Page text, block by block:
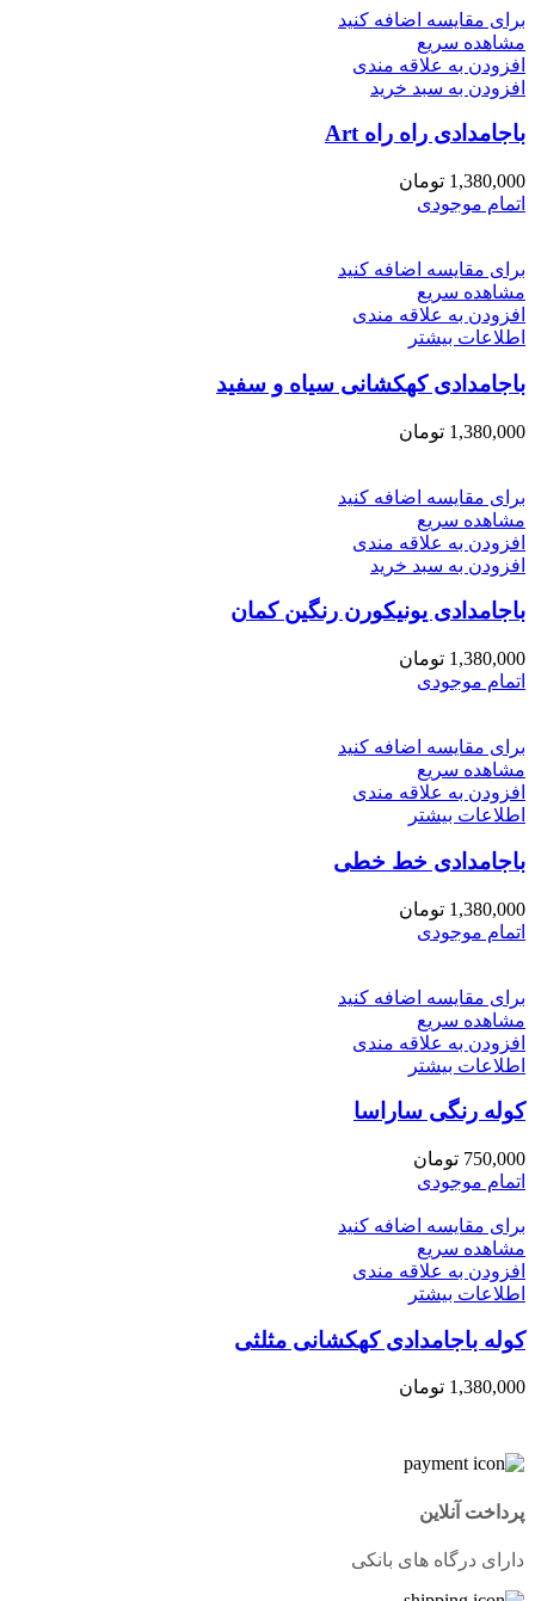
برای مقایسه اضافه کنید
مشاهده سریع
افزودن به علاقه مندی
افزودن به سبد خرید
باجامدادی راه راه Art
1,380,000 تومان
اتمام موجودی
برای مقایسه اضافه کنید
مشاهده سریع
افزودن به علاقه مندی
اطلاعات بیشتر
باجامدادی کهکشانی سیاه و سفید
1,380,000 تومان
برای مقایسه اضافه کنید
مشاهده سریع
افزودن به علاقه مندی
افزودن به سبد خرید
باجامدادی یونیکورن رنگین کمان
1,380,000 تومان
اتمام موجودی
برای مقایسه اضافه کنید
مشاهده سریع
افزودن به علاقه مندی
اطلاعات بیشتر
باجامدادی خط خطی
1,380,000 تومان
اتمام موجودی
برای مقایسه اضافه کنید
مشاهده سریع
افزودن به علاقه مندی
اطلاعات بیشتر
کوله رنگی ساراسا
750,000 تومان
اتمام موجودی
برای مقایسه اضافه کنید
مشاهده سریع
افزودن به علاقه مندی
اطلاعات بیشتر
کوله باجامدادی کهکشانی مثلثی
1,380,000 تومان
پرداخت آنلاین
دارای درگاه های بانکی